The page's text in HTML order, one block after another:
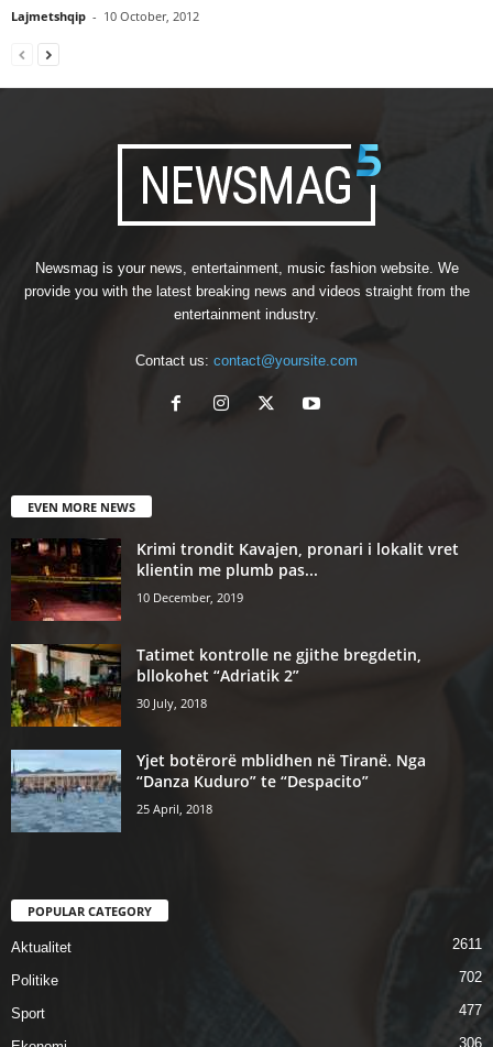
Lajmetshqip - 10 October, 2012
Newsmag is your news, entertainment, music fashion website. We
provide you with the latest breaking news and videos straight from the
entertainment industry.
Contact us: contact@yoursite.com
EVEN MORE NEWS
Krimi trondit Kavajen, pronari i lokalit vret
klientin me plumb pas...
10 December, 2019
Tatimet kontrolle ne gjithe bregdetin,
bllokohet “Adriatik 2”
30 July, 2018
Yjet botërorë mblidhen në Tiranë. Nga
“Danza Kuduro” te “Despacito”
25 April, 2018
POPULAR CATEGORY
Aktualitet 2611
Politike 702
Sport 477
306